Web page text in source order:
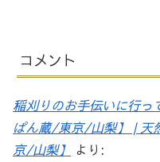
コメント
稲刈りのお手伝いに行っ
ぱん蔵/東京/山梨】 | 天
京/山梨】
より: